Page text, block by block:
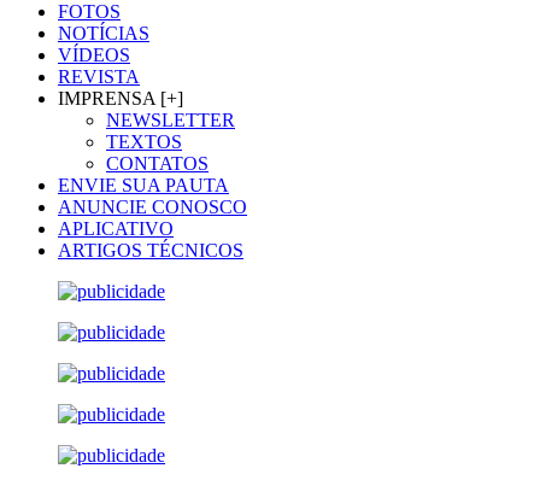
FOTOS
NOTÍCIAS
VÍDEOS
REVISTA
IMPRENSA [+]
NEWSLETTER
TEXTOS
CONTATOS
ENVIE SUA PAUTA
ANUNCIE CONOSCO
APLICATIVO
ARTIGOS TÉCNICOS